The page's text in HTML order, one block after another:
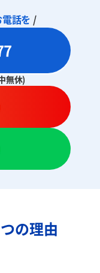
電話を /
無休)
つの理由